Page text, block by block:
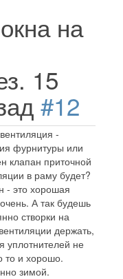
на
15
#12
-
фурнитуры или
клапан приточной
в раму будет?
- это хорошая
А так будешь
створки на
держать,
уплотнителей не
то и хорошо.
зимой.